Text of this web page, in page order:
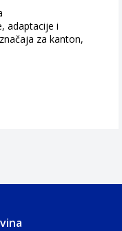
adaptacije i
za kanton,